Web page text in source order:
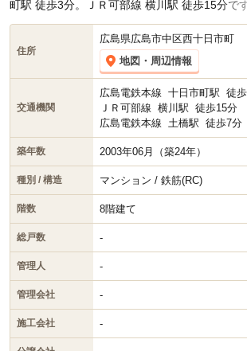
町駅 徒歩3分。ＪＲ可部線 横川駅 徒歩15分です
住所
広島県広島市中区西十日市町
地図・周辺情報
交通機関
広島電鉄本線 十日市町駅 徒
ＪＲ可部線 横川駅 徒歩15分
広島電鉄本線
土橋駅 徒歩7分
築年数 2003年06月（築24年）
種別 / 構造 マンション / 鉄筋(RC)
階数 8階建て
総戸数 -
管理人 -
管理会社 -
施工会社 -